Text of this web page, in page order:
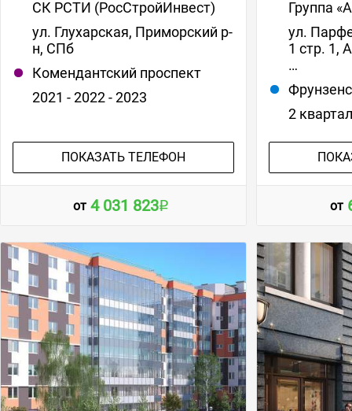
СК РСТИ (РосСтройИнвест)
ул. Глухарская, Приморский р-
н, СПб
Комендантский проспект
2021 - 2022 - 2023
ПОКАЗАТЬ ТЕЛЕФОН
от 4 031 823
Группа
ул.
1 стр. 1,
…
2
от